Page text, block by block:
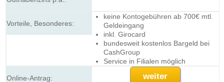
keine Kontogebühren ab 700€ mtl.
Geldeingang
inkl. Girocard
bundesweit kostenlos Bargeld bei
CashGroup
Service in Filialen möglich
weiter